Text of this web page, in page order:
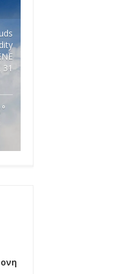
31
°